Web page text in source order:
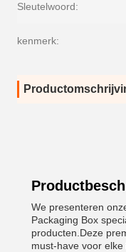
Sleutelwoord:
kenmerk:
We presenteren
Packaging Box
producten.Deze
must-have voor